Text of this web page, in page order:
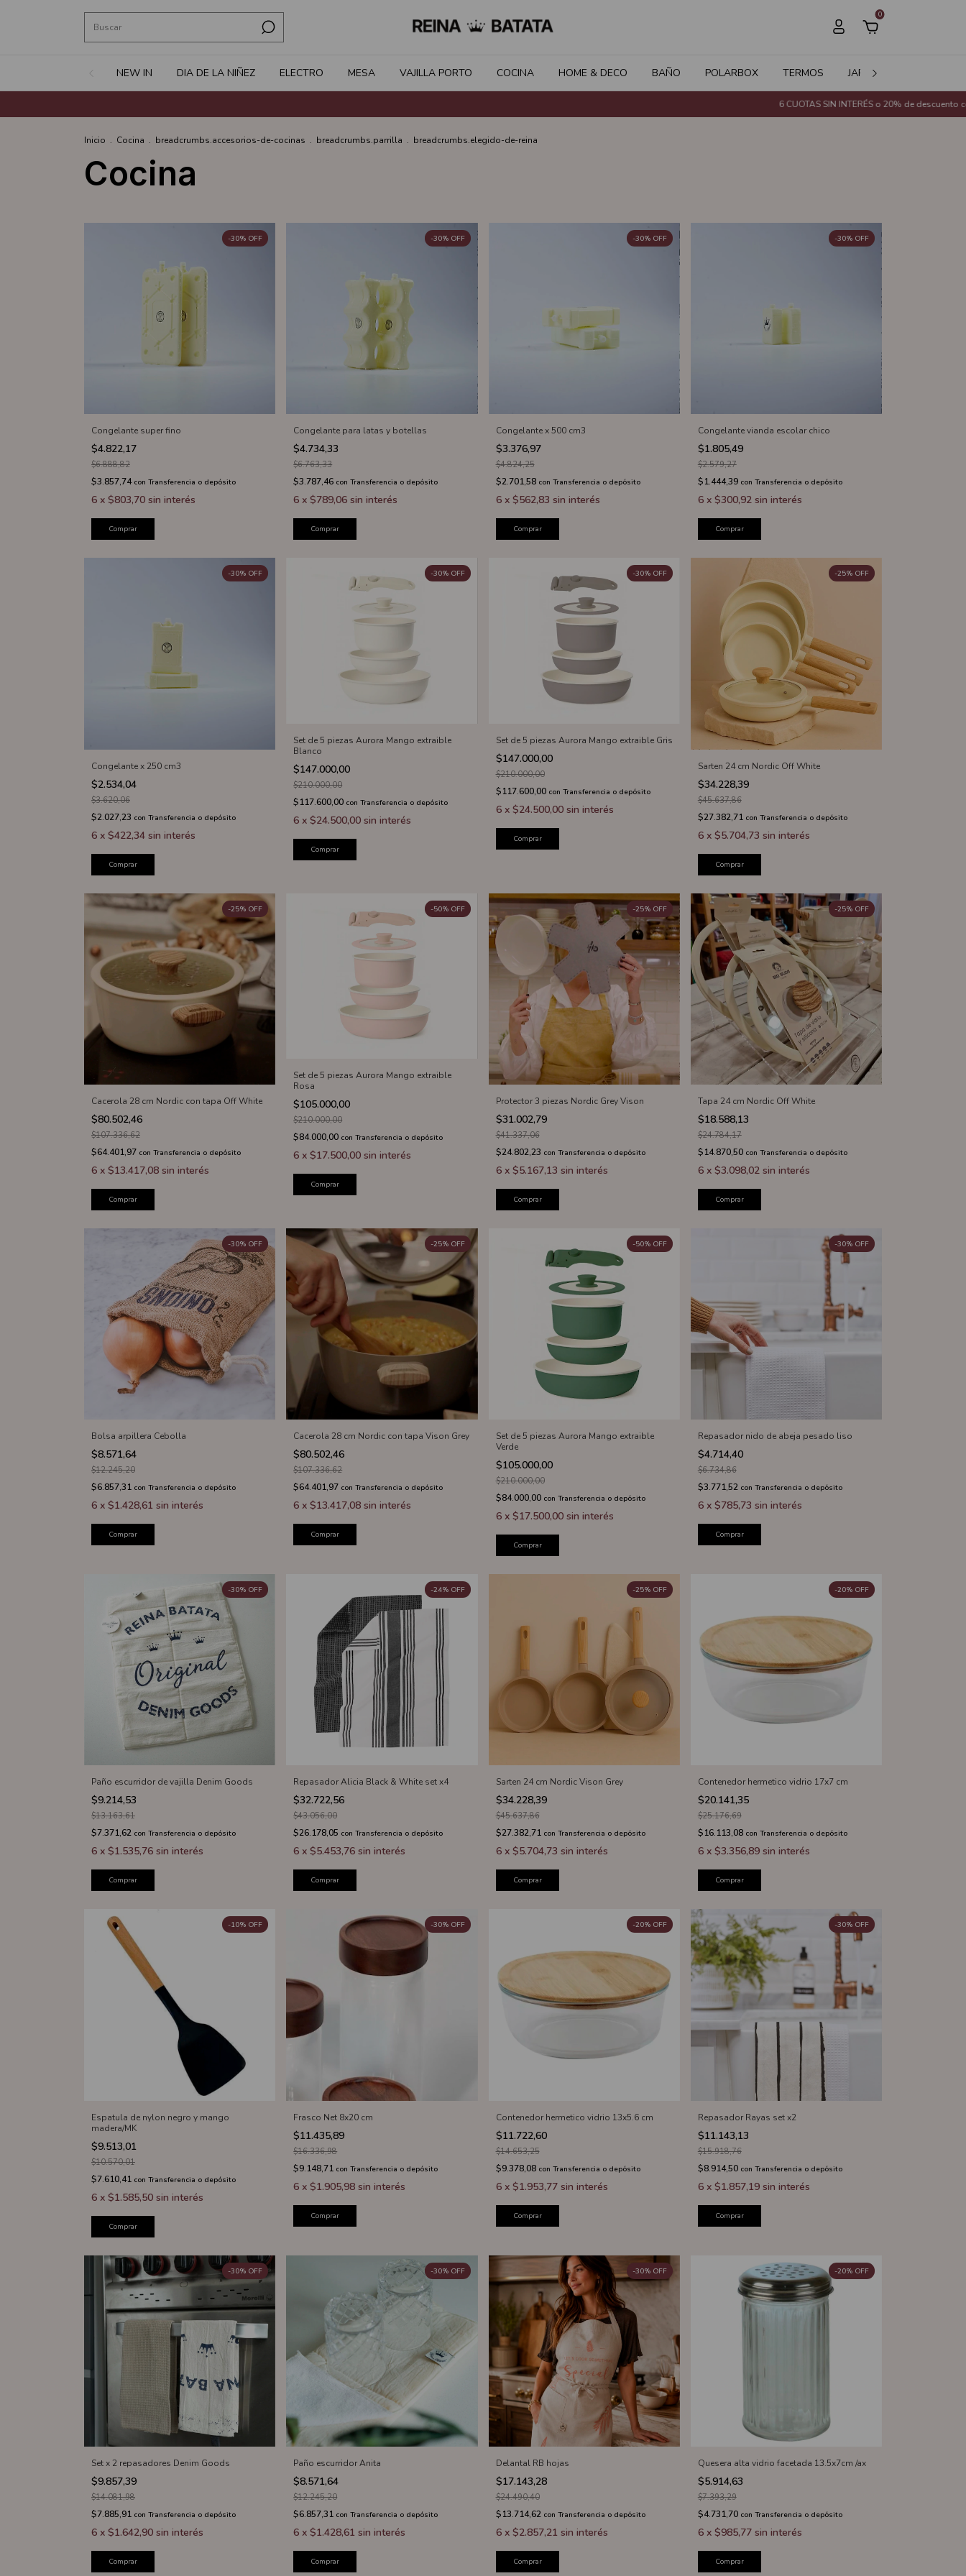
0
NEW IN DIA DE LA NIÑEZ ELECTRO MESA VAJILLA PORTO COCINA HOME & DECO BAÑO POLARBOX TERMOS JARDÍN
6 CUOTAS SIN INTERÉS o 20% de descuento con Transferencia
Inicio . Cocina . breadcrumbs.accesorios-de-cocinas . breadcrumbs.parrilla . breadcrumbs.elegido-de-reina
Cocina
Congelante super fino
$4.822,17
-30% OFF
$6.888,82
$3.857,74 con Transferencia o depósito
6 x $803,70 sin interés
Comprar
Congelante para latas y botellas
$4.734,33
-30% OFF
$6.763,33
$3.787,46 con Transferencia o depósito
6 x$789,06 sin interés
Comprar
Congelante x 500 cm3
$3.376,97
-30% OFF
$4.824,25
$2.701,58 con Transferencia o depósito
6 x $562,83 sin interés
Comprar
Congelante vianda escolar chico
$1.805,49
-30% OFF
$2.579,27
$1.444,39 con Transferencia o depósito
6 x $300,92 sin interés
Comprar
Congelante x 250 cm3
$2.534,04
-30% OFF
$3.620,06
$2.027,23 con Transferencia o depósito
6 x $422,34 sin interés
Comprar
Set de 5 piezas Aurora Mango extraible
Blanco
$147.000,00
-30% OFF
$210.000,00
$117.600,00 con Transferencia o depósito
6 x$24.500,00 sin interés
Comprar
Set de 5 piezas Aurora Mango extraible Gris
$147.000,00
-30% OFF
$210.000,00
$117.600,00 con Transferencia o depósito
6 x $24.500,00 sin interés
Comprar
Sarten 24 cm Nordic Off White
$34.228,39
-25% OFF
$45.637,86
$27.382,71 con Transferencia o depósito
6 x $5.704,73 sin interés
Comprar
Cacerola 28 cm Nordic con tapa Off White
$80.502,46
-25% OFF
$107.336,62
$64.401,97 con Transferencia o depósito
6 x $13.417,08 sin interés
Comprar
Set de 5 piezas Aurora Mango extraible
Rosa
$105.000,00
-50% OFF
$210.000,00
$84.000,00 con Transferencia o depósito
6 x$17.500,00 sin interés
Comprar
Protector 3 piezas Nordic Grey Vison
$31.002,79
-25% OFF
$41.337,06
$24.802,23 con Transferencia o depósito
6 x $5.167,13 sin interés
Comprar
Tapa 24 cm Nordic Off White
$18.588,13
-25% OFF
$24.784,17
$14.870,50 con Transferencia o depósito
6 x $3.098,02 sin interés
Comprar
Bolsa arpillera Cebolla
$8.571,64
-30% OFF
$12.245,20
$6.857,31 con Transferencia o depósito
6 x $1.428,61 sin interés
Comprar
Cacerola 28 cm Nordic con tapa Vison Grey
$80.502,46
-25% OFF
$107.336,62
$64.401,97 con Transferencia o depósito
6 x$13.417,08 sin interés
Comprar
Set de 5 piezas Aurora Mango extraible
Verde
$105.000,00
-50% OFF
$210.000,00
$84.000,00 con Transferencia o depósito
6 x $17.500,00 sin interés
Comprar
Repasador nido de abeja pesado liso
$4.714,40
-30% OFF
$6.734,86
$3.771,52 con Transferencia o depósito
6 x $785,73 sin interés
Comprar
Paño escurridor de vajilla Denim Goods
$9.214,53
-30% OFF
$13.163,61
$7.371,62 con Transferencia o depósito
6 x $1.535,76 sin interés
Comprar
Repasador Alicia Black & White set x4
$32.722,56
-24% OFF
$43.056,00
$26.178,05 con Transferencia o depósito
6 x$5.453,76 sin interés
Comprar
Sarten 24 cm Nordic Vison Grey
$34.228,39
-25% OFF
$45.637,86
$27.382,71 con Transferencia o depósito
6 x $5.704,73 sin interés
Comprar
Contenedor hermetico vidrio 17x7 cm
$20.141,35
-20% OFF
$25.176,69
$16.113,08 con Transferencia o depósito
6 x $3.356,89 sin interés
Comprar
Espatula de nylon negro y mango
madera/MK
$9.513,01
-10% OFF
$10.570,01
$7.610,41 con Transferencia o depósito
6 x $1.585,50 sin interés
Comprar
Frasco Net 8x20 cm
$11.435,89
-30% OFF
$16.336,98
$9.148,71 con Transferencia o depósito
6 x$1.905,98 sin interés
Comprar
Contenedor hermetico vidrio 13x5.6 cm
$11.722,60
-20% OFF
$14.653,25
$9.378,08 con Transferencia o depósito
6 x $1.953,77 sin interés
Comprar
Repasador Rayas set x2
$11.143,13
-30% OFF
$15.918,76
$8.914,50 con Transferencia o depósito
6 x $1.857,19 sin interés
Comprar
Set x 2 repasadores Denim Goods
$9.857,39
-30% OFF
$14.081,98
$7.885,91 con Transferencia o depósito
6 x $1.642,90 sin interés
Comprar
Paño escurridor Anita
$8.571,64
-30% OFF
$12.245,20
$6.857,31 con Transferencia o depósito
6 x$1.428,61 sin interés
Comprar
Delantal RB hojas
$17.143,28
-30% OFF
$24.490,40
$13.714,62 con Transferencia o depósito
6 x $2.857,21 sin interés
Comprar
Quesera alta vidrio facetada 13.5x7cm /ax
$5.914,63
-20% OFF
$7.393,29
$4.731,70 con Transferencia o depósito
6 x $985,77 sin interés
Comprar